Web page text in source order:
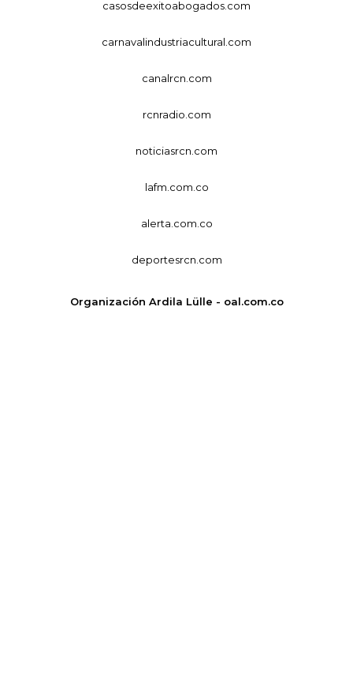
casosdeexitoabogados.com
carnavalindustriacultural.com
canalrcn.com
rcnradio.com
noticiasrcn.com
lafm.com.co
alerta.com.co
deportesrcn.com
Organización Ardila Lülle - oal.com.co